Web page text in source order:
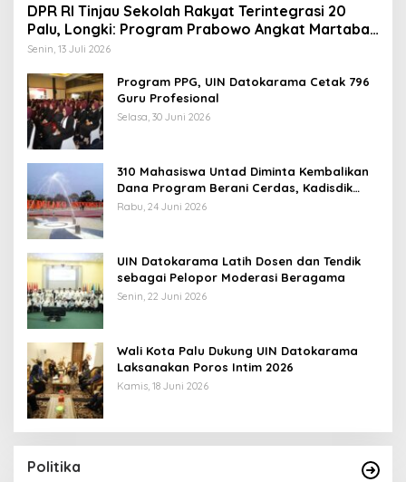
DPR RI Tinjau Sekolah Rakyat Terintegrasi 20
Palu, Longki: Program Prabowo Angkat Martabat
Anak Miskin
Senin, 13 Juli 2026
Program PPG, UIN Datokarama Cetak 796
Guru Profesional
Selasa, 30 Juni 2026
310 Mahasiswa Untad Diminta Kembalikan
Dana Program Berani Cerdas, Kadisdik
Sulteng: Tidak Boleh Terima Beasiswa
Rabu, 24 Juni 2026
UIN Datokarama Latih Dosen dan Tendik
sebagai Pelopor Moderasi Beragama
Senin, 22 Juni 2026
Wali Kota Palu Dukung UIN Datokarama
Laksanakan Poros Intim 2026
Kamis, 18 Juni 2026
Politika